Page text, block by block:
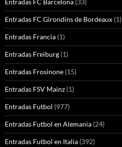
Entradas FC Barcelona (33)
Entradas FC Girondins de Bordeaux (1)
Entradas Francia (1)
Entradas Freiburg (1)
Entradas Frosinone (15)
Entradas FSV Mainz (1)
Entradas Futbol (977)
Entradas Futbol en Alemania (24)
Entradas Futbol en Italia (392)